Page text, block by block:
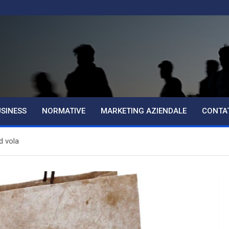
NORMATIVE MARKETING AZIENDALE
vola